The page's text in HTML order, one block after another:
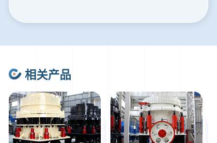
24分钟前 朱先生留言：制砂机3000吨一套多少钱？
1分钟前 谢先生留言：球磨机多少钱一台？提供型号和参数。
2分钟前 王先生留言：建一条石料破碎生产线，规模300吨/小时，提供设备选型和报价。
5分钟前 陈先生留言：每小时100吨建筑垃圾粉碎机？推荐用什么型号？
相关产品